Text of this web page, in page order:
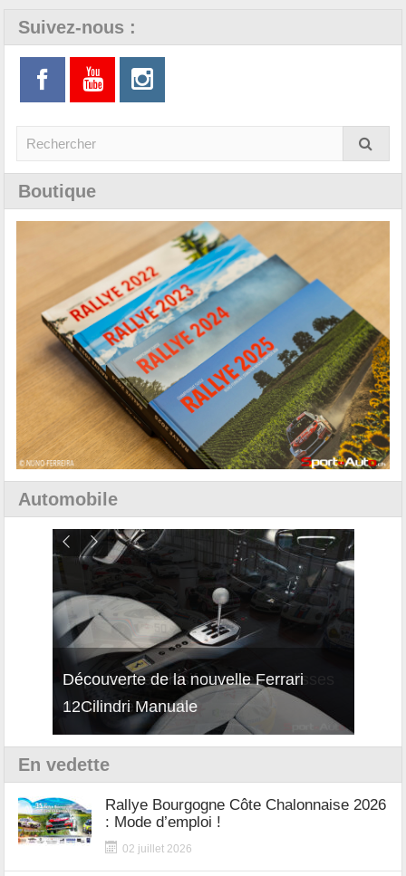
Suivez-nous :
Boutique
Automobile
Découverte de la nouvelle Ferrari
12Cilindri Manuale
En vedette
Rallye Bourgogne Côte Chalonnaise 2026
: Mode d’emploi !
02 juillet 2026